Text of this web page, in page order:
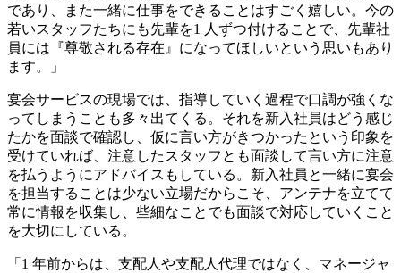
であり、また一緒に仕事をできることはすごく嬉しい。今の
若いスタッフたちにも先輩を1 人ずつ付けることで、先輩社
員には『尊敬される存在』になってほしいという思いもあり
ます。」
宴会サービスの現場では、指導していく過程で口調が強くな
ってしまうことも多々出てくる。それを新入社員はどう感じ
たかを面談で確認し、仮に言い方がきつかったという印象を
受けていれば、注意したスタッフとも面談して言い方に注意
を払うようにアドバイスもしている。新入社員と一緒に宴会
を担当することは少ない立場だからこそ、アンテナを立てて
常に情報を収集し、些細なことでも面談で対応していくこと
を大切にしている。
「1 年前からは、支配人や支配人代理ではなく、マネージャ